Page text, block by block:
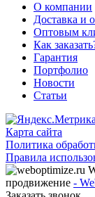
О компании
Доставка и
Оптовым
Как
Гарантия
Портфолио
Новости
Статьи
Карта сайта
Политика
Правила
продвижение -